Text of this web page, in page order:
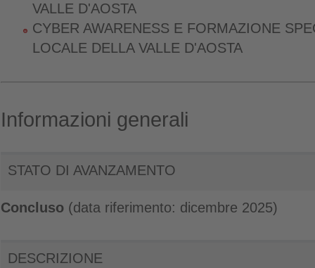
VALLE D'AOSTA
CYBER AWARENESS E FORMAZIONE
LOCALE DELLA VALLE D'AOSTA
Informazioni generali
STATO DI AVANZAMENTO
Concluso (data riferimento: dicembre 2025)
DESCRIZIONE